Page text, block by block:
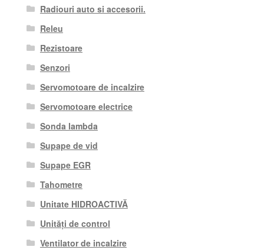
Radiouri auto si accesorii.
Releu
Rezistoare
Senzori
Servomotoare de incalzire
Servomotoare electrice
Sonda lambda
Supape de vid
Supape EGR
Tahometre
Unitate HIDROACTIVĂ
Unități de control
Ventilator de incalzire